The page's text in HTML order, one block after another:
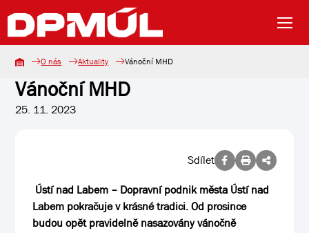
O nás Aktuality Vánoční MHD
Vánoční MHD
25. 11. 2023
Sdílet
Ústí nad Labem – Dopravní podnik města Ústí nad
Labem pokračuje v krásné tradici. Od prosince
budou opět pravidelně nasazovány vánočně